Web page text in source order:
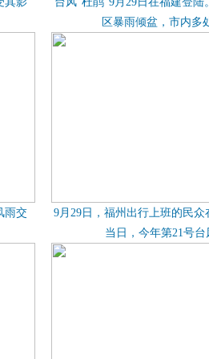
区暴雨倾盆，市内多
雨交
9月29日，福州出行上班的民众
当日，今年第21号台